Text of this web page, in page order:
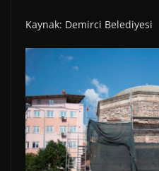
Kaynak: Demirci Belediyesi